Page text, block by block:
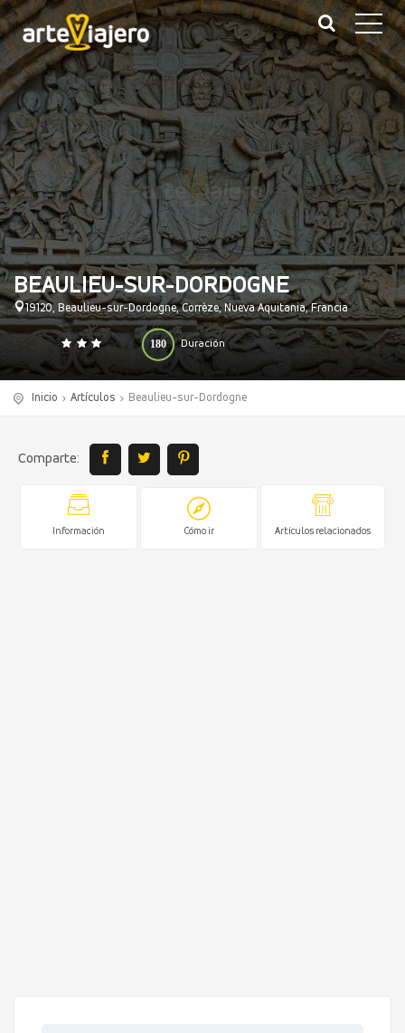
BEAULIEU-SUR-DORDOGNE
19120, Beaulieu-sur-Dordogne, Corrèze, Nueva Aquitania, Francia
Duración
180
0 140
Inicio Artículos Beaulieu-sur-Dordogne
Comparte:
Información Cómo ir Artículos relacionados